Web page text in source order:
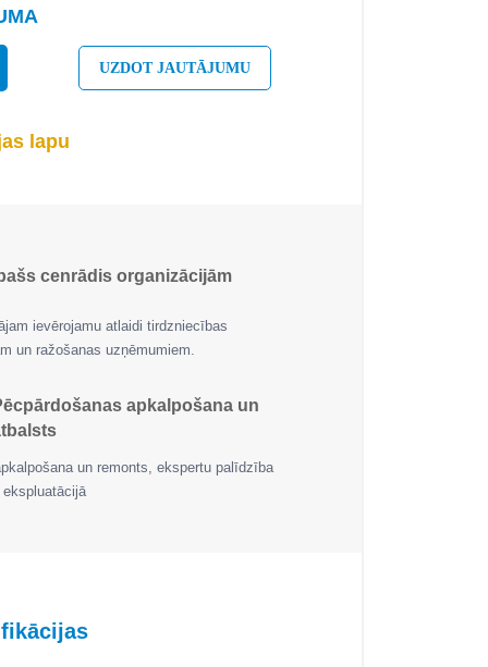
UZDOT JAUTĀJUMU
lapu
cenrādis organizācijām
ievērojamu atlaidi tirdzniecības
un ražošanas uzņēmumiem.
apkalpošana un
un remonts, ekspertu palīdzība